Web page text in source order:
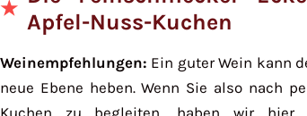
Apfel-Nuss-Kuchen
Weinempfehlungen: Ein guter Wein kann
neue Ebene heben. Wenn Sie also nach